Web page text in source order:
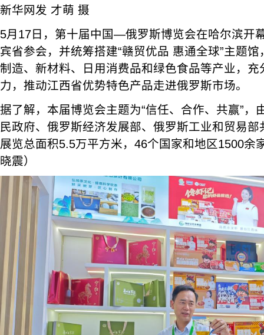
新华网发 才萌 摄
5月17日，第十届中国—俄罗斯博览会在哈尔滨开
宾省参会，并统筹搭建“赣贸优品 惠通全球”主题
制造、新材料、日用消费品和绿色食品等产业，充
力，推动江西省优势特色产品走进俄罗斯市场。
据了解，本届博览会主题为“信任、合作、共赢”，
民政府、俄罗斯经济发展部、俄罗斯工业和贸易
展览总面积5.5万平方米，46个国家和地区1500余
晓震）